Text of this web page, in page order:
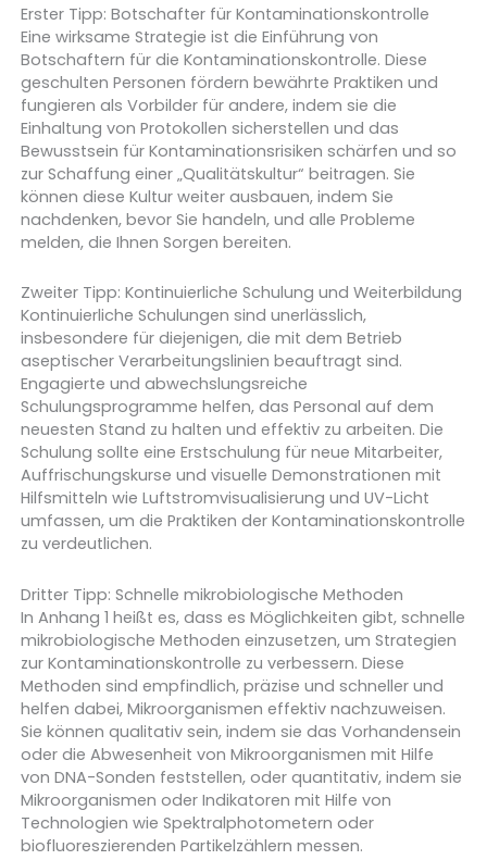
Erster Tipp: Botschafter für Kontaminationskontrolle
Eine wirksame Strategie ist die Einführung von
Botschaftern für die Kontaminationskontrolle. Diese
geschulten Personen fördern bewährte Praktiken und
fungieren als Vorbilder für andere, indem sie die
Einhaltung von Protokollen sicherstellen und das
Bewusstsein für Kontaminationsrisiken schärfen und so
zur Schaffung einer „Qualitätskultur“ beitragen. Sie
können diese Kultur weiter ausbauen, indem Sie
nachdenken, bevor Sie handeln, und alle Probleme
melden, die Ihnen Sorgen bereiten.
Zweiter Tipp: Kontinuierliche Schulung und Weiterbildung
Kontinuierliche Schulungen sind unerlässlich,
insbesondere für diejenigen, die mit dem Betrieb
aseptischer Verarbeitungslinien beauftragt sind.
Engagierte und abwechslungsreiche
Schulungsprogramme helfen, das Personal auf dem
neuesten Stand zu halten und effektiv zu arbeiten. Die
Schulung sollte eine Erstschulung für neue Mitarbeiter,
Auffrischungskurse und visuelle Demonstrationen mit
Hilfsmitteln wie Luftstromvisualisierung und UV-Licht
umfassen, um die Praktiken der Kontaminationskontrolle
zu verdeutlichen.
Dritter Tipp: Schnelle mikrobiologische Methoden
In Anhang 1 heißt es, dass es Möglichkeiten gibt, schnelle
mikrobiologische Methoden einzusetzen, um Strategien
zur Kontaminationskontrolle zu verbessern. Diese
Methoden sind empfindlich, präzise und schneller und
helfen dabei, Mikroorganismen effektiv nachzuweisen.
Sie können qualitativ sein, indem sie das Vorhandensein
oder die Abwesenheit von Mikroorganismen mit Hilfe
von DNA-Sonden feststellen, oder quantitativ, indem sie
Mikroorganismen oder Indikatoren mit Hilfe von
Technologien wie Spektralphotometern oder
biofluoreszierenden Partikelzählern messen.